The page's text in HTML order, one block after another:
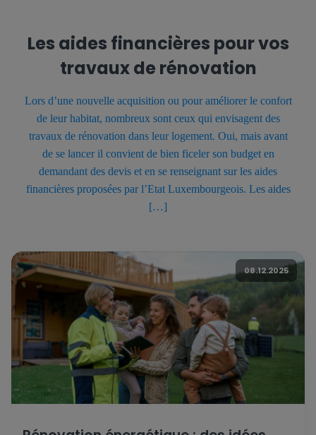
Les aides financières pour vos
travaux de rénovation
Lors d’une nouvelle acquisition ou pour améliorer le confort
de leur habitat, nombreux sont ceux qui envisagent des
travaux de rénovation dans leur logement. Oui, mais avant
de se lancer il convient de bien ficeler son budget en
demandant des devis et en se renseignant sur les aides
financières proposées par l’Etat Luxembourgeois. Les aides
[…]
08.12.2025